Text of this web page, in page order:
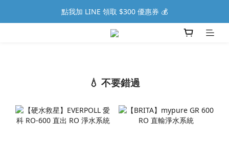
點我加 LINE 領取 $300 優惠券 💰
💧 不要錯過